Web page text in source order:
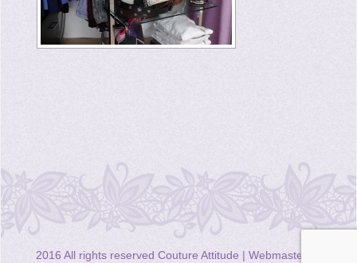
2016 All rights reserved Couture Attitude | Webmastering